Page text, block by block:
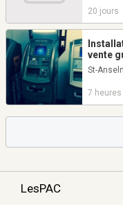
20 jours
vente
billets
St-
7 heures
LesPAC